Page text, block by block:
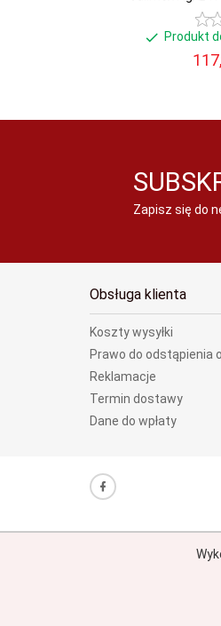
Produkt
117,
Zapisz się do
Obsługa klienta
Koszty wysyłki
Prawo do odstąpienia
Reklamacje
Termin dostawy
Dane do wpłaty